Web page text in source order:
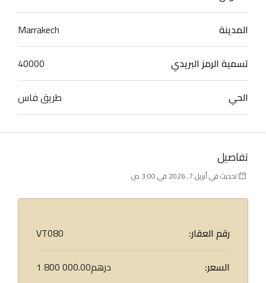
المدينة
Marrakech
تسمية الرمز البريدي
40000
الحي
طريق فاس
تفاصيل
تحديث في أبريل 7, 2026 في 3:00 ص
رقم العقار:
VT080
السعر:
1 800 000.00درهم